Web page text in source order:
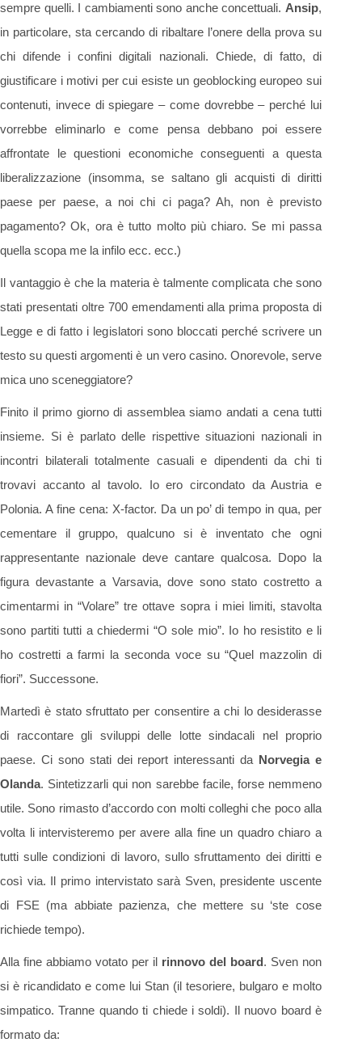
sempre quelli. I cambiamenti sono anche concettuali. Ansip,
in particolare, sta cercando di ribaltare l’onere della prova su
chi difende i confini digitali nazionali. Chiede, di fatto, di
giustificare i motivi per cui esiste un geoblocking europeo sui
contenuti, invece di spiegare – come dovrebbe – perché lui
vorrebbe eliminarlo e come pensa debbano poi essere
affrontate le questioni economiche conseguenti a questa
liberalizzazione (insomma, se saltano gli acquisti di diritti
paese per paese, a noi chi ci paga? Ah, non è previsto
pagamento? Ok, ora è tutto molto più chiaro. Se mi passa
quella scopa me la infilo ecc. ecc.)
Il vantaggio è che la materia è talmente complicata che sono
stati presentati oltre 700 emendamenti alla prima proposta di
Legge e di fatto i legislatori sono bloccati perché scrivere un
testo su questi argomenti è un vero casino. Onorevole, serve
mica uno sceneggiatore?
Finito il primo giorno di assemblea siamo andati a cena tutti
insieme. Si è parlato delle rispettive situazioni nazionali in
incontri bilaterali totalmente casuali e dipendenti da chi ti
trovavi accanto al tavolo. Io ero circondato da Austria e
Polonia. A fine cena: X-factor. Da un po’ di tempo in qua, per
cementare il gruppo, qualcuno si è inventato che ogni
rappresentante nazionale deve cantare qualcosa. Dopo la
figura devastante a Varsavia, dove sono stato costretto a
cimentarmi in “Volare” tre ottave sopra i miei limiti, stavolta
sono partiti tutti a chiedermi “O sole mio”. Io ho resistito e li
ho costretti a farmi la seconda voce su “Quel mazzolin di
fiori”. Successone.
Martedì è stato sfruttato per consentire a chi lo desiderasse
di raccontare gli sviluppi delle lotte sindacali nel proprio
paese. Ci sono stati dei report interessanti da Norvegia e
Olanda. Sintetizzarli qui non sarebbe facile, forse nemmeno
utile. Sono rimasto d’accordo con molti colleghi che poco alla
volta li intervisteremo per avere alla fine un quadro chiaro a
tutti sulle condizioni di lavoro, sullo sfruttamento dei diritti e
così via. Il primo intervistato sarà Sven, presidente uscente
di FSE (ma abbiate pazienza, che mettere su ‘ste cose
richiede tempo).
Alla fine abbiamo votato per il rinnovo del board. Sven non
si è ricandidato e come lui Stan (il tesoriere, bulgaro e molto
simpatico. Tranne quando ti chiede i soldi). Il nuovo board è
formato da: